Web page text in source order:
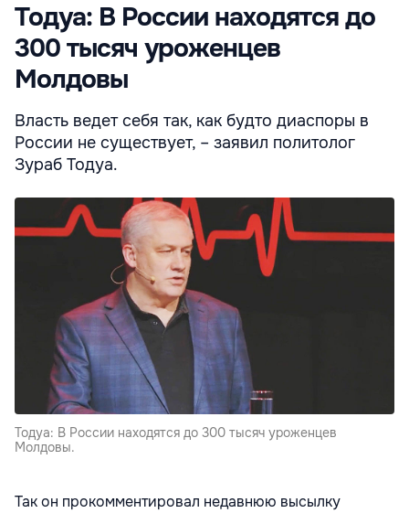
Тодуа: В России находятся до
300 тысяч уроженцев
Молдовы
Власть ведет себя так, как будто диаспоры в
России не существует, – заявил политолог
Зураб Тодуа.
Тодуа: В России находятся до 300 тысяч уроженцев
Молдовы.
Так он прокомментировал недавнюю высылку